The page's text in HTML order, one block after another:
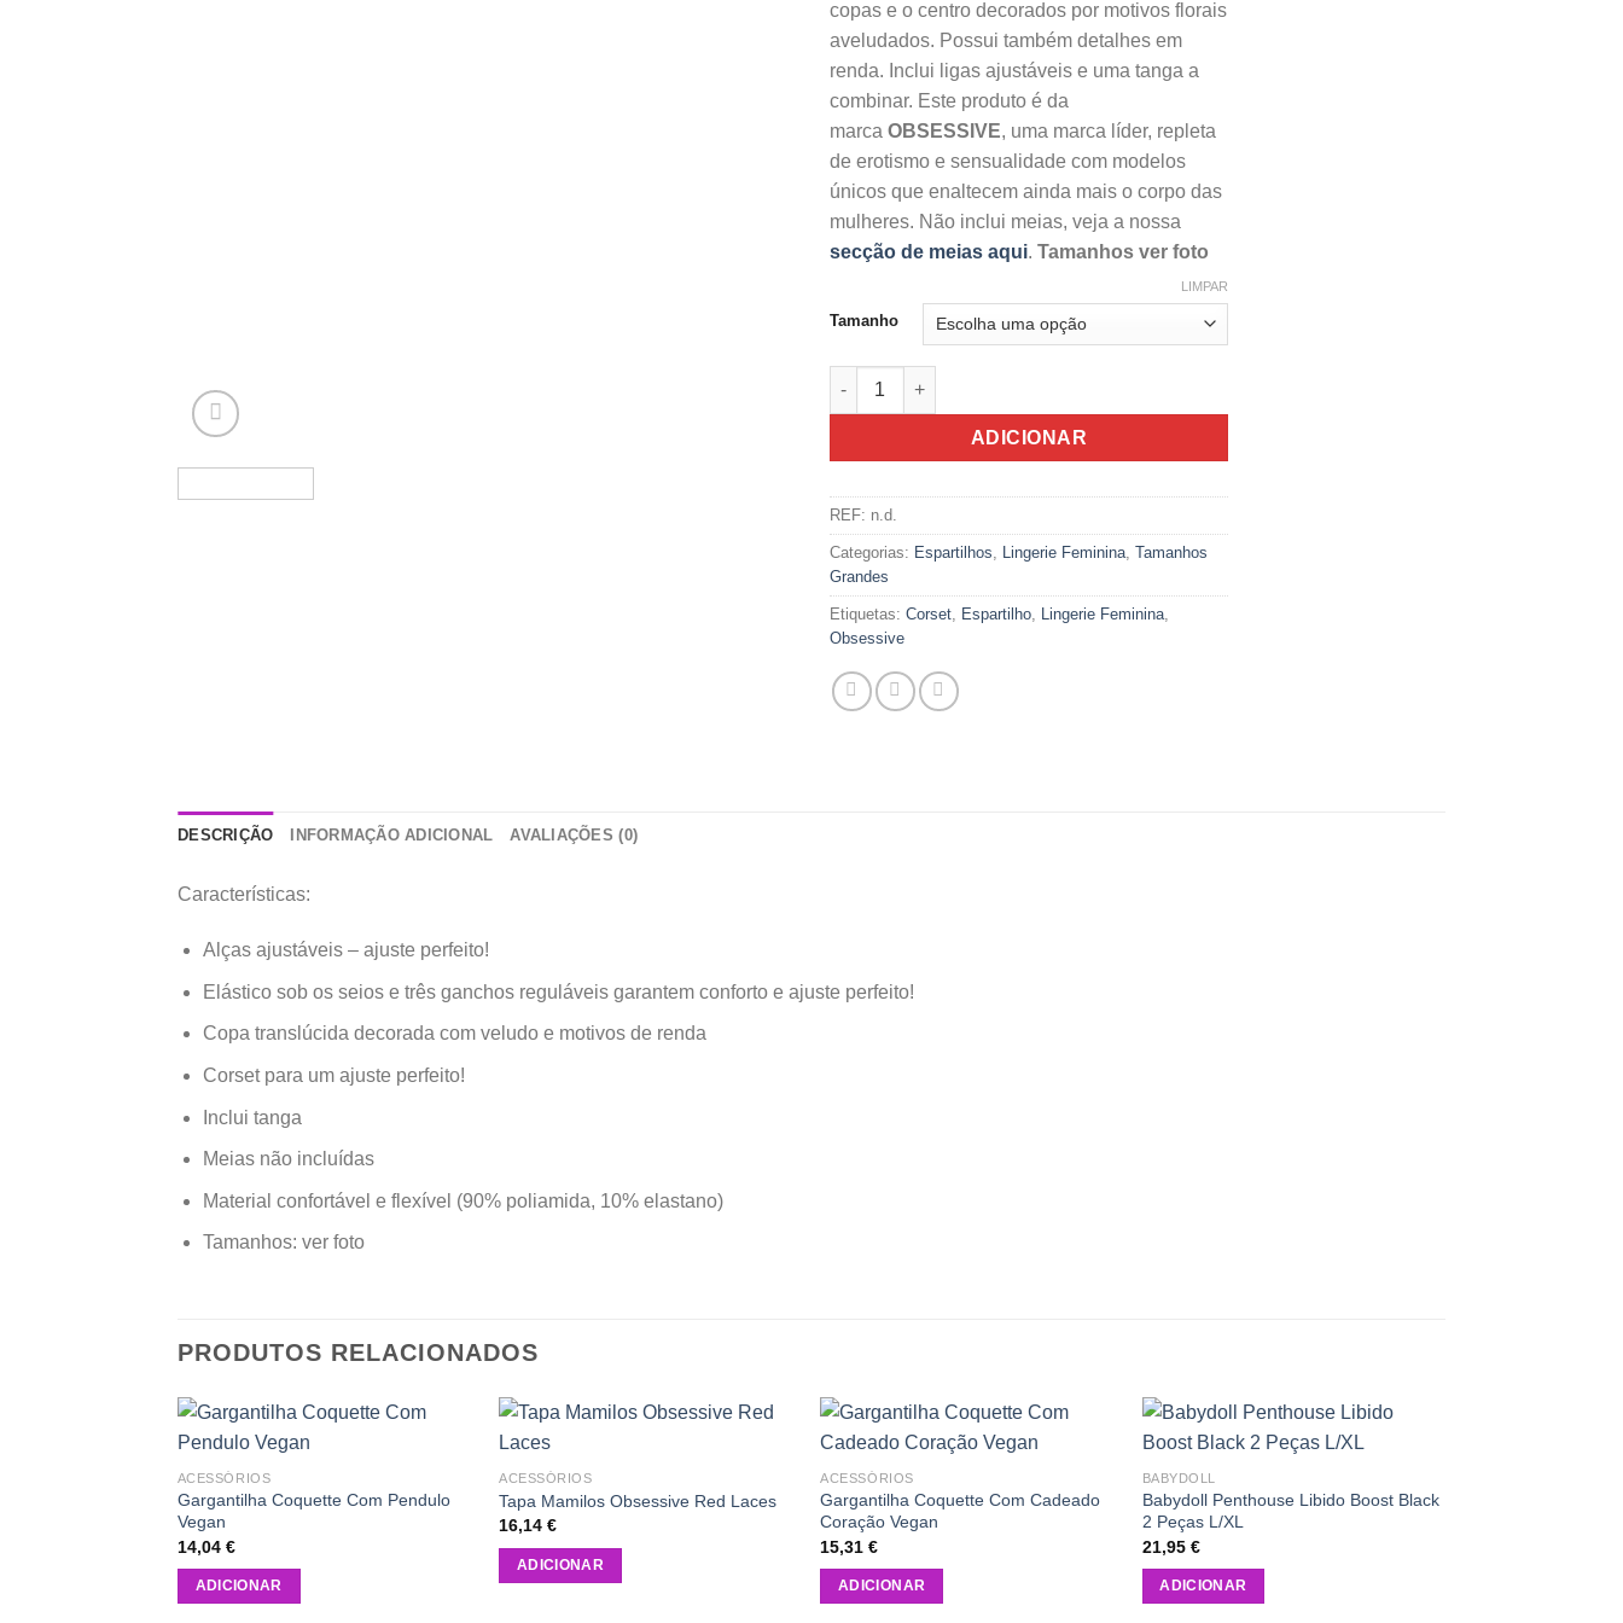
copas e o centro decorados por motivos florais
aveludados. Possui também detalhes em
renda. Inclui ligas ajustáveis e uma tanga a
combinar. Este produto é da
marca OBSESSIVE, uma marca líder, repleta
de erotismo e sensualidade com modelos
únicos que enaltecem ainda mais o corpo das
mulheres. Não inclui meias, veja a nossa
secção de meias aqui. Tamanhos ver foto
Tamanho
LIMPAR
Quantidade de Obsessive Emperita Corpete E Tanga Preto - Vários Tamanhos
ADICIONAR
REF: n.d.
Categorias: Espartilhos Lingerie Feminina Tamanhos
Grandes
Etiquetas: Corset Espartilho Lingerie Feminina
Obsessive
DESCRIÇÃO INFORMAÇÃO ADICIONAL AVALIAÇÕES (0)
Características:
Alças ajustáveis – ajuste perfeito!
Elástico sob os seios e três ganchos reguláveis garantem conforto e ajuste perfeito!
Copa translúcida decorada com veludo e motivos de renda
Corset para um ajuste perfeito!
Inclui tanga
Meias não incluídas
Material confortável e flexível (90% poliamida, 10% elastano)
Tamanhos: ver foto
PRODUTOS RELACIONADOS
ACESSÓRIOS
Gargantilha Coquette Com Pendulo
Vegan
14,04 €
ADICIONAR
ACESSÓRIOS
Tapa Mamilos Obsessive Red Laces
16,14€
ADICIONAR
ACESSÓRIOS
Gargantilha Coquette Com Cadeado
Coração Vegan
15,31€
ADICIONAR
BABYDOLL
Babydoll Penthouse Libido Boost Black
2 Peças L/XL
21,95 €
ADICIONAR